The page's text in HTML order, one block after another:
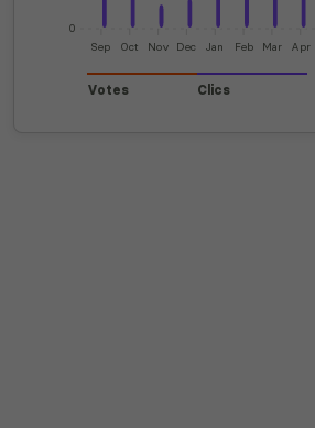
0
Sep Oct Nov Dec Jan Feb Mar Apr
Votes Clics